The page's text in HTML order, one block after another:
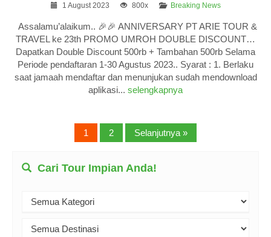
1 August 2023 800x Breaking News
Assalamu’alaikum.. 🎉🎉 ANNIVERSARY PT ARIE TOUR &
TRAVEL ke 23th PROMO UMROH DOUBLE DISCOUNT…
Dapatkan Double Discount 500rb + Tambahan 500rb Selama
Periode pendaftaran 1-30 Agustus 2023.. Syarat : 1. Berlaku
saat jamaah mendaftar dan menunjukan sudah mendownload
aplikasi... selengkapnya
1 2 Selanjutnya »
Cari Tour Impian Anda!